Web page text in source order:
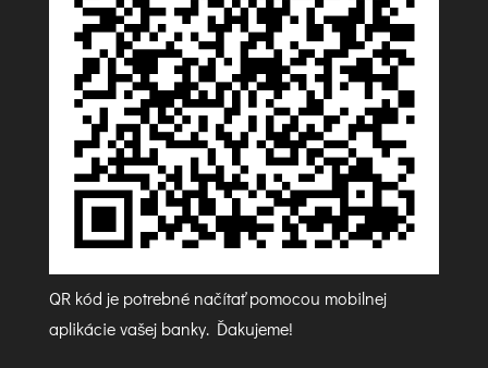
QR kód je potrebné načítať pomocou mobilnej
aplikácie vašej banky. Ďakujeme!